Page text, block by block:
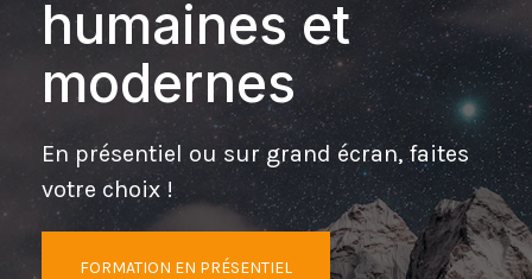
humaines et
modernes
En présentiel ou sur grand écran, faites
votre choix !
FORMATION EN PRÉSENTIEL